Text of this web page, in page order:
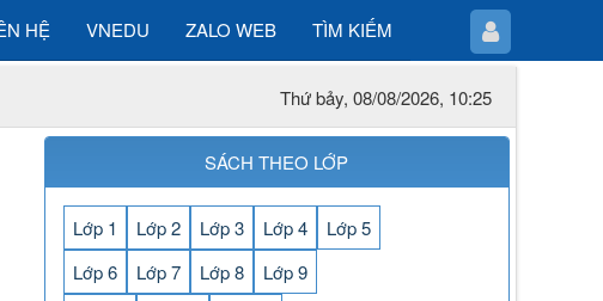
HỆ VNEDU ZALO WEB TÌM KIẾM
Thứ bảy, 08/08/2026, 10:25
SÁCH THEO LỚP
Lớp 1 Lớp 2 Lớp 3 Lớp 4
Lớp 5
Lớp 6
Lớp 7 Lớp 8
Lớp 9